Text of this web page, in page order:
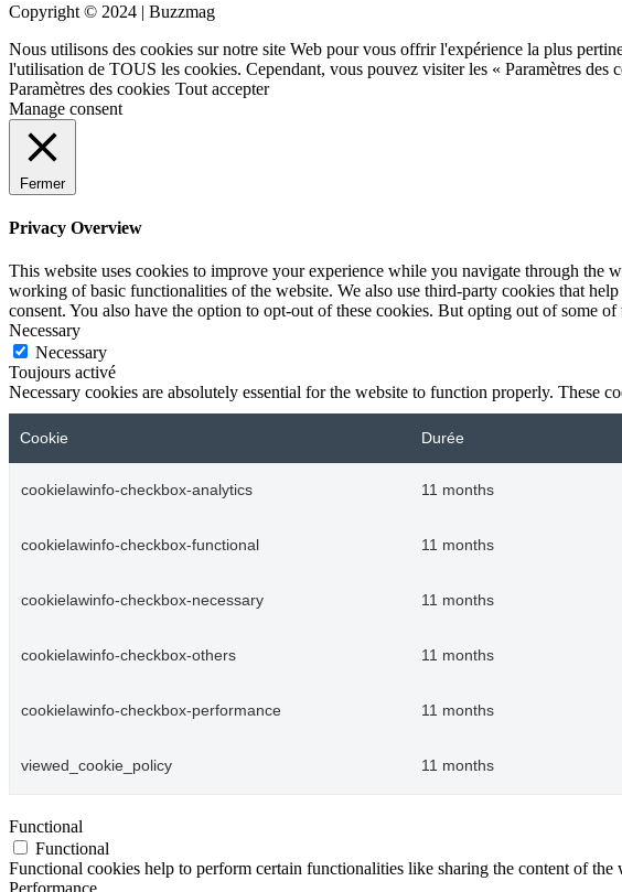
Copyright © 2024 | Buzzmag
Nous utilisons des cookies sur notre site Web pour vous offrir l'expérience la plus
l'utilisation de TOUS les cookies. Cependant, vous pouvez visiter les « Paramètres des
Paramètres des cookies Tout accepter
Manage consent
Fermer
Privacy Overview
This website uses cookies to improve your experience while you navigate through the
working of basic functionalities of the website. We also use third-party cookies that
consent. You also have the option to opt-out of these cookies. But opting out of some
Necessary
Necessary
Toujours activé
Necessary cookies are absolutely essential for the website to function properly. These
Cookie Durée
cookielawinfo-checkbox-analytics 11 months
cookielawinfo-checkbox-functional 11 months
cookielawinfo-checkbox-necessary 11 months
cookielawinfo-checkbox-others 11 months
cookielawinfo-checkbox-performance 11 months
viewed_cookie_policy 11 months
Functional
Functional
Functional cookies help to perform certain functionalities like sharing the content of